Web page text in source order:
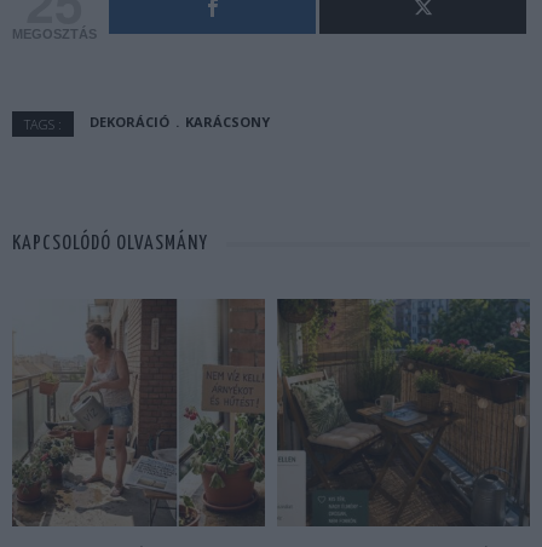
MEGOSZTÁS
TAGS : DEKORÁCIÓ KARÁCSONY
KAPCSOLÓDÓ OLVASMÁNY